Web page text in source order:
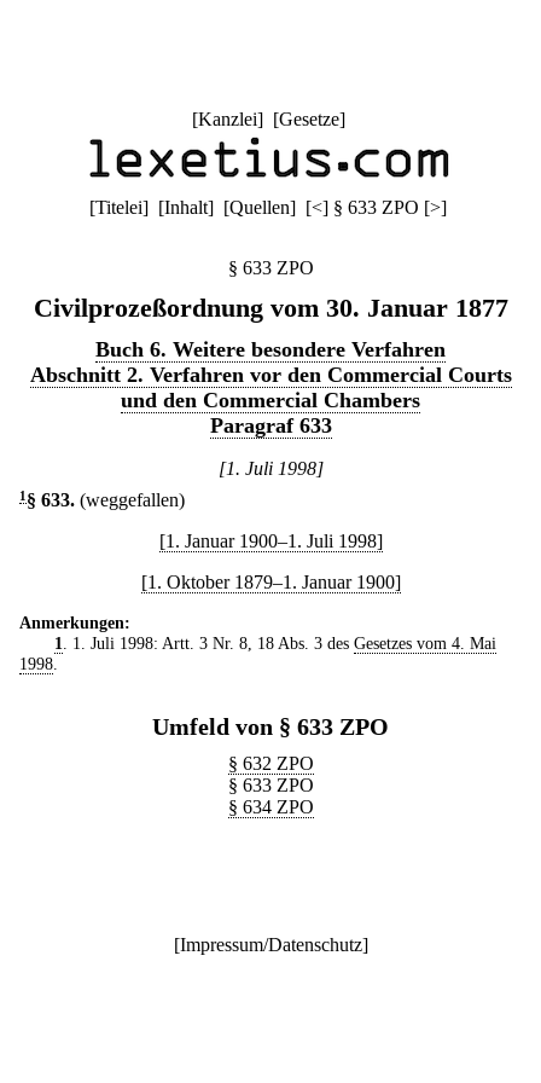
[Kanzlei] [Gesetze]
[Titelei] [Inhalt] [Quellen] [<] § 633 ZPO [>]
§ 633 ZPO
Civilprozeßordnung vom 30. Januar 1877
Buch 6. Weitere besondere Verfahren
Abschnitt 2. Verfahren vor den Commercial Courts
und den Commercial Chambers
Paragraf 633
[1. Juli 1998]
1 § 633. (weggefallen)
[1. Januar 1900–1. Juli 1998]
[1. Oktober 1879–1. Januar 1900]
Anmerkungen:
1
. 1. Juli 1998: Artt. 3 Nr. 8, 18 Abs. 3 des Gesetzes vom 4. Mai
1998
Umfeld von § 633 ZPO
§ 632 ZPO
§ 633 ZPO
§ 634 ZPO
[Impressum/Datenschutz]